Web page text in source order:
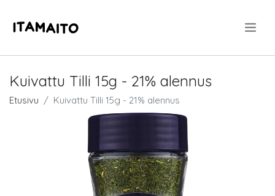
Kuivattu Tilli 15g - 21% alennus
Etusivu Kuivattu Tilli 15g - 21% alennus